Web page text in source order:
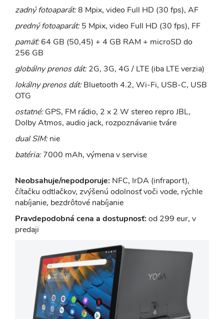
zadný fotoaparát:8 Mpix, video Full HD (30 fps), AF
predný fotoaparát:5 Mpix, video Full HD (30 fps), FF
pamäť:64 GB (50,45) + 4 GB RAM + microSD do
256 GB
globálny prenos dát:2G, 3G, 4G / LTE (iba LTE verzia)
lokálny prenos dát:Bluetooth 4.2, Wi-Fi, USB-C, USB
OTG
ostatné:GPS, FM rádio, 2 x 2 W stereo repro JBL,
Dolby Atmos, audio jack, rozpoznávanie tváre
dual SIM:nie
batéria:7000 mAh, výmena v servise
Neobsahuje/nepodporuje: NFC, IrDA (infraport),
čítačku odtlačkov, zvýšenú odolnosť voči vode, rýchle
nabíjanie, bezdrôtové nabíjanie
Pravdepodobná cena a dostupnosť: od 299 eur, v
predaji